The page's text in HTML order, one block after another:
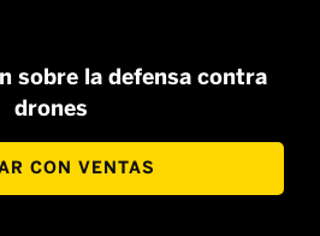
sobre la defensa contra
drones
CON VENTAS